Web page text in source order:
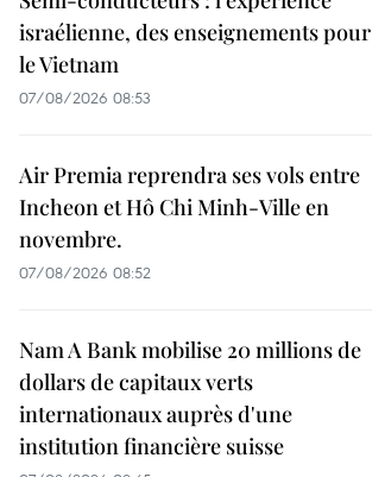
israélienne, des enseignements pour
le Vietnam
07/08/2026 08:53
Air Premia reprendra ses vols entre
Incheon et Hô Chi Minh-Ville en
novembre.
07/08/2026 08:52
Nam A Bank mobilise 20 millions de
dollars de capitaux verts
internationaux auprès d'une
institution financière suisse